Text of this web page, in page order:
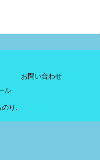
お問い合わせ
ル
り.